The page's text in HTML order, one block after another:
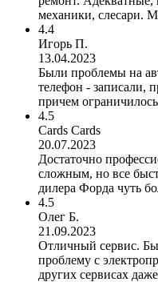
механики, слесари.
4.4
Игорь П.
13.04.2023
Были проблемы на
телефон - записали,
причем
4.5
Cards Cards
20.07.2023
Достаточно
сложным, но все
дилера Форда чуть
4.5
Олег Б.
21.09.2023
Отличный сервис.
проблему с
других сервисах